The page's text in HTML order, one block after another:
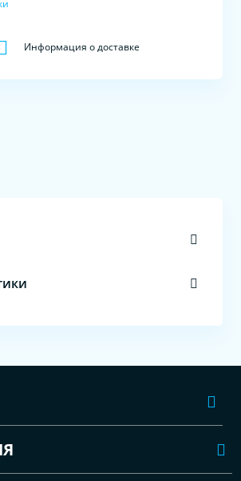
Информация о доставке